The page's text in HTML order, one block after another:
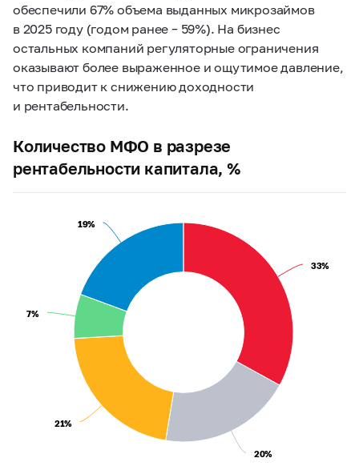
обеспечили 67% объема выданных микрозаймов
в 2025 году (годом ранее – 59%). На бизнес
остальных компаний регуляторные ограничения
оказывают более выраженное и ощутимое давление,
что приводит к снижению доходности
и рентабельности.
Количество МФО в разрезе
рентабельности капитала, %
33%
33%
20%
20%
21%
21%
7%
7%
19%
19%